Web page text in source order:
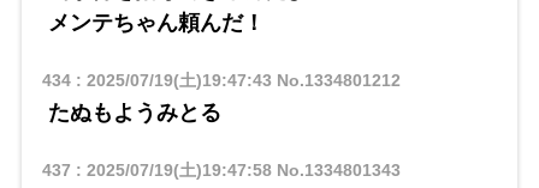
メンテちゃん頼んだ！
434: 2025/07/19(土)19:47:43 No.1334801212
たぬもようみとる
437 : 2025/07/19(土)19:47:58No.1334801343